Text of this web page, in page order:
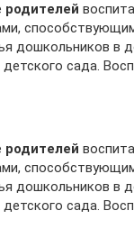
родителей
дошкольников в
детского сада.
родителей
дошкольников в
детского сада.